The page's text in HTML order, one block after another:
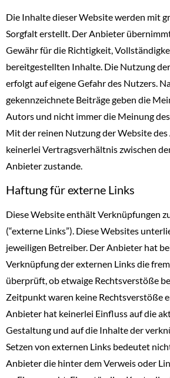
Die Inhalte dieser Website werden mit
Sorgfalt erstellt. Der Anbieter
Gewähr für die Richtigkeit,
bereitgestellten Inhalte. Die Nutzung
erfolgt auf eigene Gefahr des Nutzers.
gekennzeichnete Beiträge geben die
Autors und nicht immer die Meinung
Mit der reinen Nutzung der Website
keinerlei Vertragsverhältnis zwischen
Anbieter zustande.
Haftung für externe Links
Diese Website enthält Verknüpfungen
(“externe Links”). Diese Websites
jeweiligen Betreiber. Der Anbieter hat
Verknüpfung der externen Links die
überprüft, ob etwaige Rechtsverstöße
Zeitpunkt waren keine Rechtsverstöße
Anbieter hat keinerlei Einfluss auf die
Gestaltung und auf die Inhalte der
Setzen von externen Links bedeutet
Anbieter die hinter dem Verweis oder